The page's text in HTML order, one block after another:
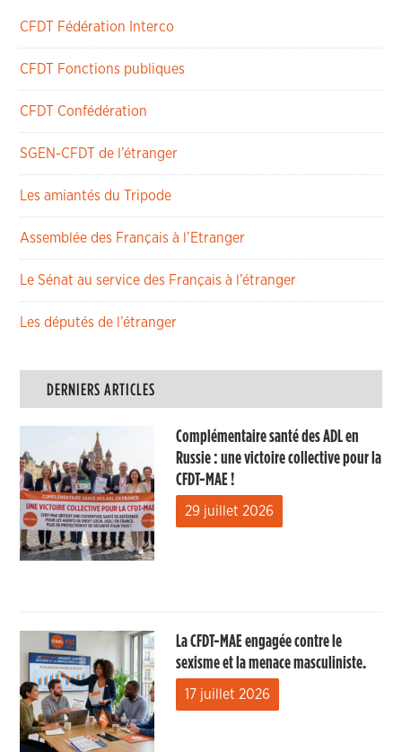
CFDT Fédération Interco
CFDT Fonctions publiques
CFDT Confédération
SGEN-CFDT de l’étranger
Les amiantés du Tripode
Assemblée des Français à l’Etranger
Le Sénat au service des Français à l’étranger
Les députés de l’étranger
DERNIERS ARTICLES
Complémentaire santé des ADL en
Russie : une victoire collective pour la
CFDT-MAE !
29 juillet 2026
La CFDT-MAE engagée contre le
sexisme et la menace masculiniste.
17 juillet 2026